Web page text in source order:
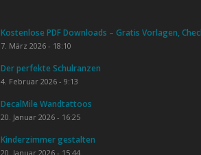
Kostenlose PDF Downloads – Gratis Vorlagen,
7. März 2026 - 18:10
Der perfekte Schulranzen
4. Februar 2026 - 9:13
DecalMile Wandtattoos
20. Januar 2026 - 16:25
Kinderzimmer gestalten
20. Januar 2026 - 15:44